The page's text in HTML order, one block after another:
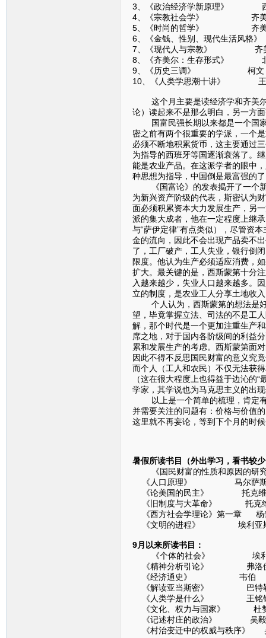
3、《政治经济学新原理》
4、《宗教社会学》 齐美
5、《时尚的哲学》 齐美
6、《金钱、性别、现代生活风格
7、《现代人与宗教》 齐
8、《齐美尔：生存形式》
9、《历史三调》 柯文
10、《人类学思潮十讲》 王
这个月主要是读经济学和齐美尔
论）读起来不是那么明白，另一方
国富民强长期以来都是一个国家
密之前有两个很重要的学派，一个
必须不断地积累货币，这主要通过
为指导的西班牙等国逐渐衰落了。
能是农业产品。在这派学者的眼中
种思想为指导，中国倒是最富强的
《国富论》的发表揭开了一个新
为新兴资产阶级的代表，斯密认为
面必须积累资本大力发展生产，另
派的集大成者，他在一定程度上继
与“萨伊定律”有点类似），尽管资
金的流向，因此不会出现产品卖不
了，工厂破产，工人失业，银行倒
限度。他认为生产必须适应消费，
扩大。最关键的是，西斯蒙第十分
入越来越少，失业人口越来越多。
立的制度，是农业工人分享土地收
个人认为，西斯蒙第的想法是好
望，毕竟掌握立法、司法的不是工
解，那个时代是一个更加注重生产
席之地，对于国内各阶级间的利益
累和发展生产的考虑。西斯蒙第面
因此不得不反思国民财富的意义究
而个人（工人和农民）不仅无法获
（这在很大程度上也得益于边沁的
学家，其学说也为马克思主义的出
以上是一个简单的梳理，肯定有
并需要关注的问题有：价格与价值
这里就不再妄论，等到下个月的时
暑假所读书目（外出学习，看书较
《国民财富的性质和原因的研究
《人口原理》 马尔萨
《论美国的民主》 托克维
《旧制度与大革命》 托克
《西方社会学理论》第一章 杨
《文明的进程》 埃利亚
9月以来所读书目：
《个体的社会》 埃利
《精神分析引论》 弗洛
《经济通史》 韦伯
《解读亚当斯密》 巴特
《人类学是什么》 王铭
《文化、权力与国家》 杜
《记述村庄的政治》 吴毅
《村治变迁中的权威与秩序》